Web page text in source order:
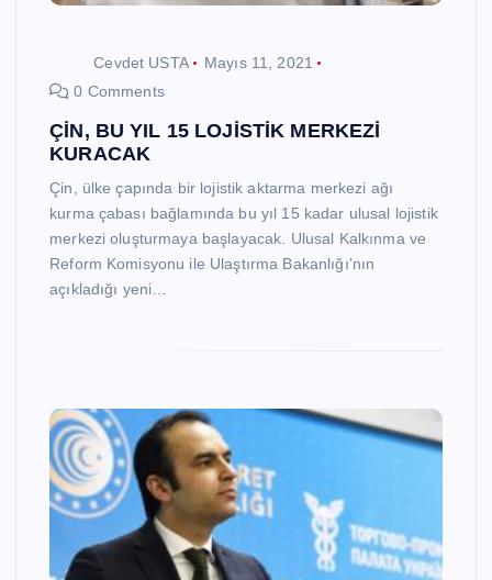
Cevdet USTA
Mayıs 11, 2021
0 Comments
ÇİN, BU YIL 15 LOJİSTİK MERKEZİ
KURACAK
Çin, ülke çapında bir lojistik aktarma merkezi ağı
kurma çabası bağlamında bu yıl 15 kadar ulusal lojistik
merkezi oluşturmaya başlayacak. Ulusal Kalkınma ve
Reform Komisyonu ile Ulaştırma Bakanlığı’nın
açıkladığı yeni…